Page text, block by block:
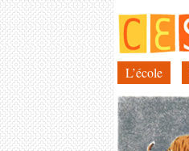
Aller
au
contenu
L’école